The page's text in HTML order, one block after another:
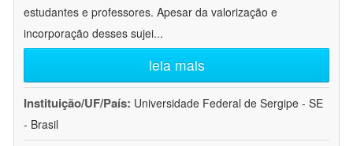
estudantes e professores. Apesar da valorização e
incorporação desses sujei...
leia mais
Instituição/UF/País: Universidade Federal de Sergipe - SE
- Brasil